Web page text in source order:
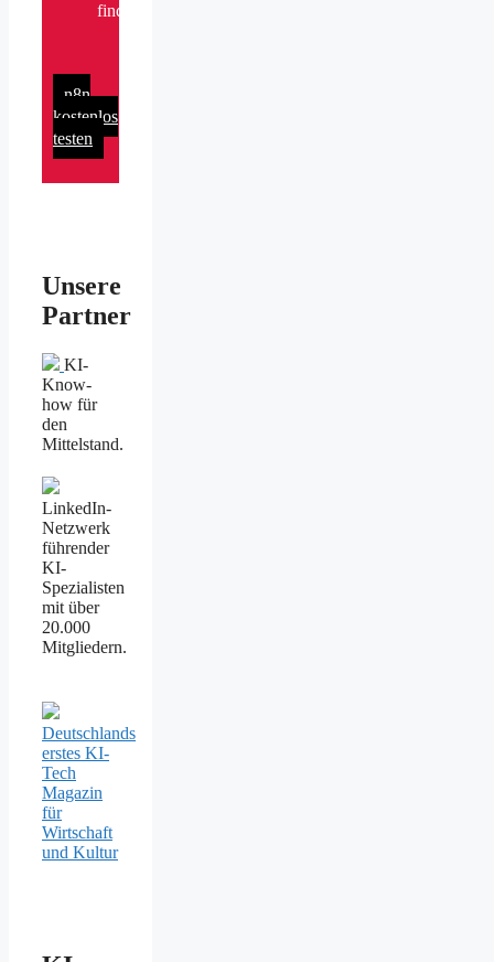
finden
n8n
kostenlos
testen
Unsere
Partner
KI-
Know-
how für
den
Mittelstand.
LinkedIn-
Netzwerk
führender
KI-
Spezialisten
mit über
20.000
Mitgliedern.
Deutschlands
erstes KI-
Tech
Magazin
für
Wirtschaft
und Kultur